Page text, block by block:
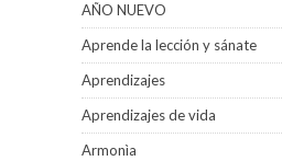
AÑO NUEVO
Aprende la lección y sánate
Aprendizajes
Aprendizajes de vida
Armonìa